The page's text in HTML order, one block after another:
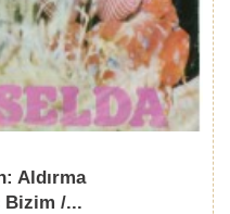
Aldırma
Bizim /...